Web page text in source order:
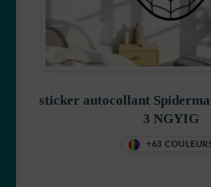
sticker autocollant
3 NGYIG
+63